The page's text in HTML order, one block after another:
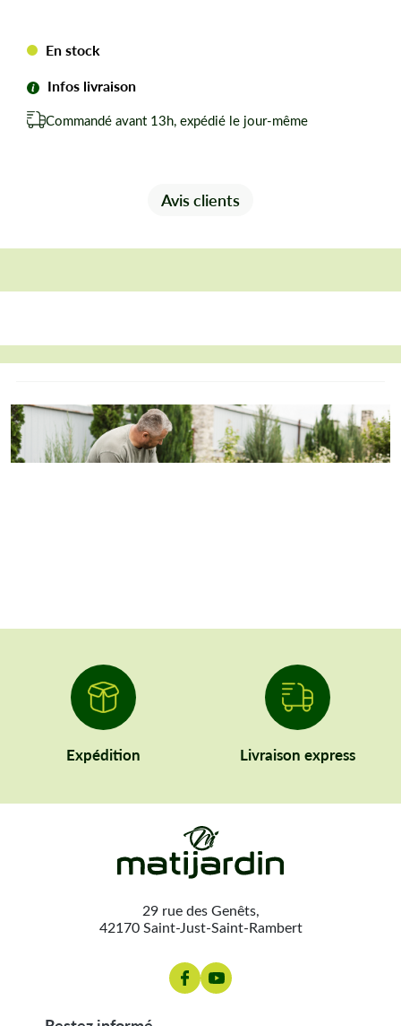
En stock
Infos livraison
Commandé avant 13h, expédié le jour-même
Avis clients
Expédition Livraison express
29 rue des Genêts,
42170 Saint-Just-Saint-Rambert